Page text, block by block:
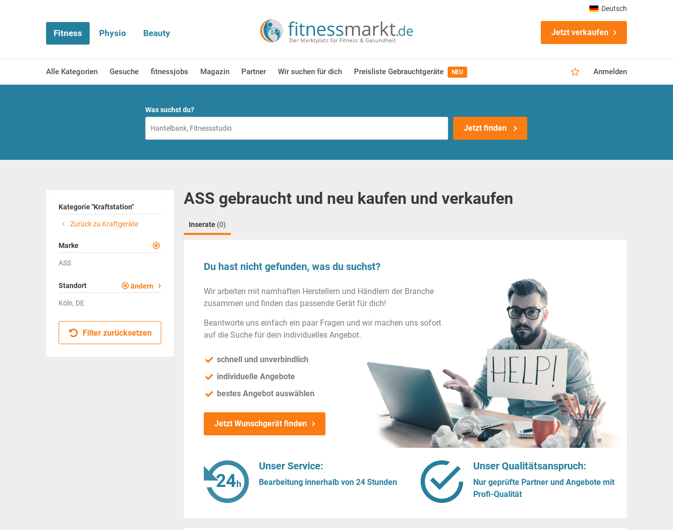
Fitness Physio Beauty Jetzt verkaufen
Alle Kategorien Gesuche fitnessjobs Magazin Partner Wir suchen für dich Preisliste Gebrauchtgeräte NEU Anmelden
Deutsch
Was suchst du?
Jetzt finden
Kategorie "Kraftstation"
Zurück zu Kraftgeräte
Marke
ASS
Standort ändern
Köln, DE
Filter zurücksetzen
ASS gebraucht und neu kaufen und verkaufen
Inserate (0)
Du hast nicht gefunden, was du suchst?
Wir arbeiten mit namhaften Herstellern und Händlern der Branche
zusammen und finden das passende Gerät für dich!
Beantworte uns einfach ein paar Fragen und wir machen uns sofort
auf die Suche für dein individuelles Angebot.
schnell und unverbindlich
individuelle Angebote
bestes Angebot auswählen
Jetzt Wunschgerät finden
Unser Service:
Bearbeitung innerhalb von 24 Stunden
Unser Qualitätsanspruch:
Nur geprüfte Partner und Angebote mit
Profi-Qualität